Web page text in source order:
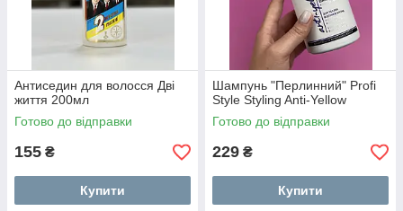
Антиседин для волосся Дві
життя 200мл
Готово до відправки
155 ₴
Купити
Шампунь "Перлинний" Profi
Style Styling Anti-Yellow
Готово до відправки
229 ₴
Купити